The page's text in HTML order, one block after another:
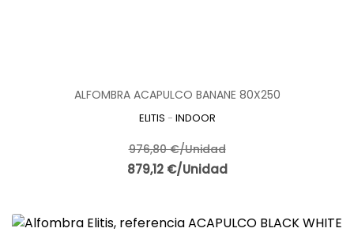
ALFOMBRA ACAPULCO BANANE 80X250
ELITIS - INDOOR
976,80 €/Unidad
879,12 €/Unidad